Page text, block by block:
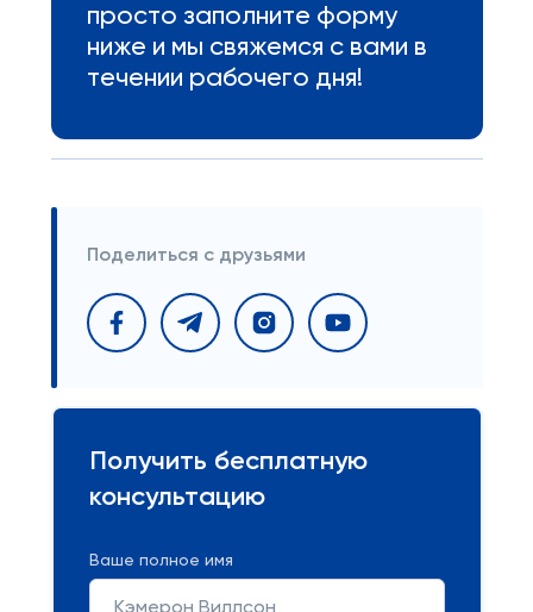
просто заполните форму
ниже и мы свяжемся с вами в
течении рабочего дня!
Поделиться с друзьями
Получить бесплатную
консультацию
Ваше полное имя